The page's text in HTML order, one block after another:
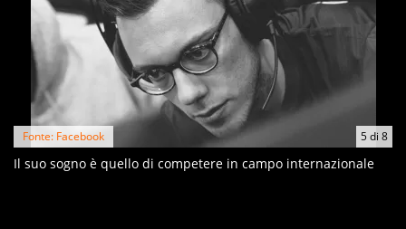
5di 8
Fonte: Facebook
Il suo sogno è quello di competere in campo internazionale